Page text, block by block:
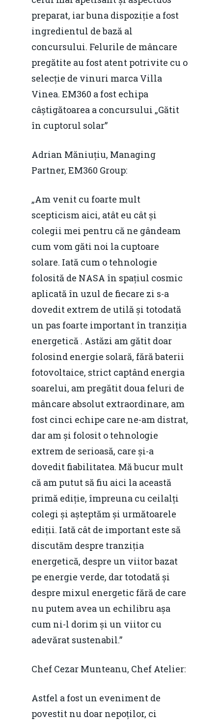
preparat, iar buna dispoziție a fost
ingredientul de bază al
concursului. Felurile de mâncare
pregătite au fost atent potrivite cu o
selecție de vinuri marca Villa
Vinea. EM360 a fost echipa
câștigătoarea a concursului „Gătit
în cuptorul solar”
Adrian Măniuțiu, Managing
Partner, EM360 Group:
„Am venit cu foarte mult
scepticism aici, atât eu cât și
colegii mei pentru că ne gândeam
cum vom găti noi la cuptoare
solare. Iată cum o tehnologie
folosită de NASA în spațiul cosmic
aplicată în uzul de fiecare zi s-a
dovedit extrem de utilă și totodată
un pas foarte important în tranziția
energetică . Astăzi am gătit doar
folosind energie solară, fără baterii
fotovoltaice, strict captând energia
soarelui, am pregătit doua feluri de
mâncare absolut extraordinare, am
fost cinci echipe care ne-am distrat,
dar am și folosit o tehnologie
extrem de serioasă, care și-a
dovedit fiabilitatea. Mă bucur mult
că am putut să fiu aici la această
primă ediție, împreuna cu ceilalți
colegi și așteptăm și următoarele
ediții. Iată cât de important este să
discutăm despre tranziția
energetică, despre un viitor bazat
pe energie verde, dar totodată și
despre mixul energetic fără de care
nu putem avea un echilibru așa
cum ni-l dorim și un viitor cu
adevărat sustenabil.”
Chef Cezar Munteanu, Chef Atelier:
Astfel a fost un eveniment de
povestit nu doar nepoților, ci
Evenimente
Foto
Modelul economic
România – orizont
Piaţa gazelor naturale:
Soluții de
Rolul băncilor în
IMM
Redresare vs.
Fiscalitate pentru o
Durabilă
Martie 2016
Mai 2015
Martie 2015
Agribusiness
Energia
Construcții și
pentru o Românie
Video
Marea Neagră în Noua
economie
Politici Europene în
Video Forum Marea
EM360 Talk
Contact
Contact